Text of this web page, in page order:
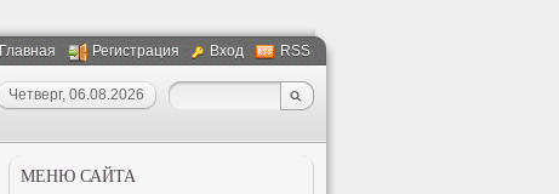
Главная Регистрация Вход RSS
Четверг, 06.08.2026
МЕНЮ САЙТА